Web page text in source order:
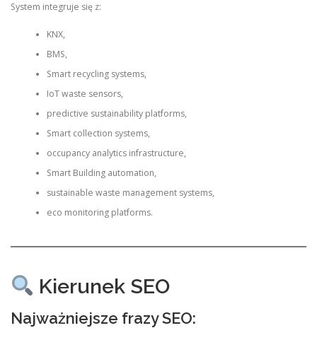
System integruje się z:
KNX,
BMS,
Smart recycling systems,
IoT waste sensors,
predictive sustainability platforms,
Smart collection systems,
occupancy analytics infrastructure,
Smart Building automation,
sustainable waste management systems,
eco monitoring platforms.
Kierunek SEO
Najważniejsze frazy SEO: